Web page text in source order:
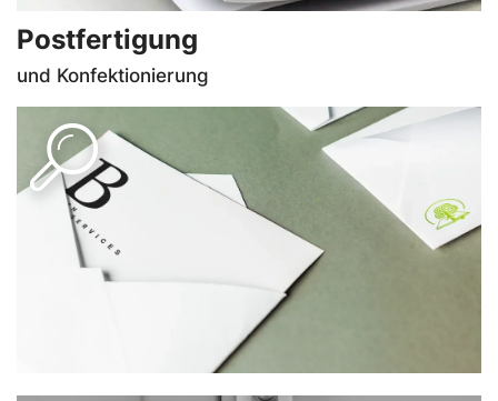
Postfertigung
und Konfektionierung
Falten, Fertigen, Kuvertieren, Beilegen…
Beilagen, knifflige Verpackungen oder Türanhänger in
hohen Auflagen…
Wir kümmern uns um Zustellung und Versand.